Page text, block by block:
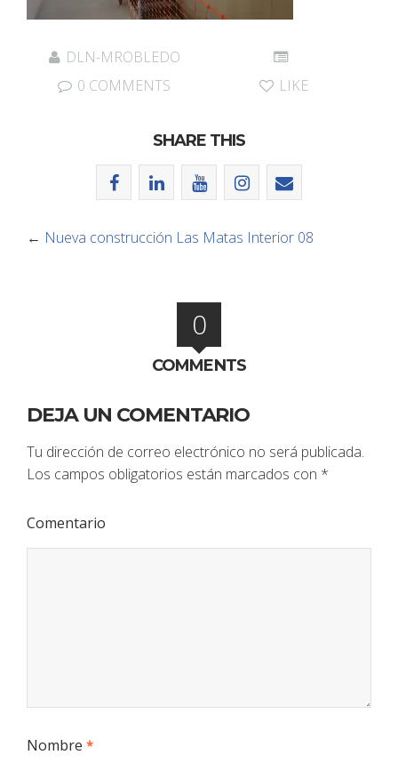
DLN-MROBLEDO
0 COMMENTS
LIKE
SHARE THIS
← Nueva construcción Las Matas Interior 08
0
COMMENTS
DEJA UN COMENTARIO
Tu dirección de correo electrónico no será publicada.
Los campos obligatorios están marcados con *
Comentario
Nombre *